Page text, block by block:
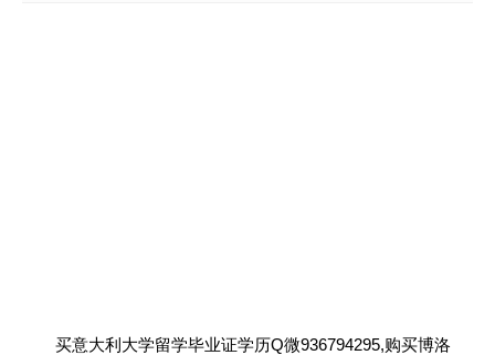
买意大利大学留学毕业证学历Q微936794295,购买博洛